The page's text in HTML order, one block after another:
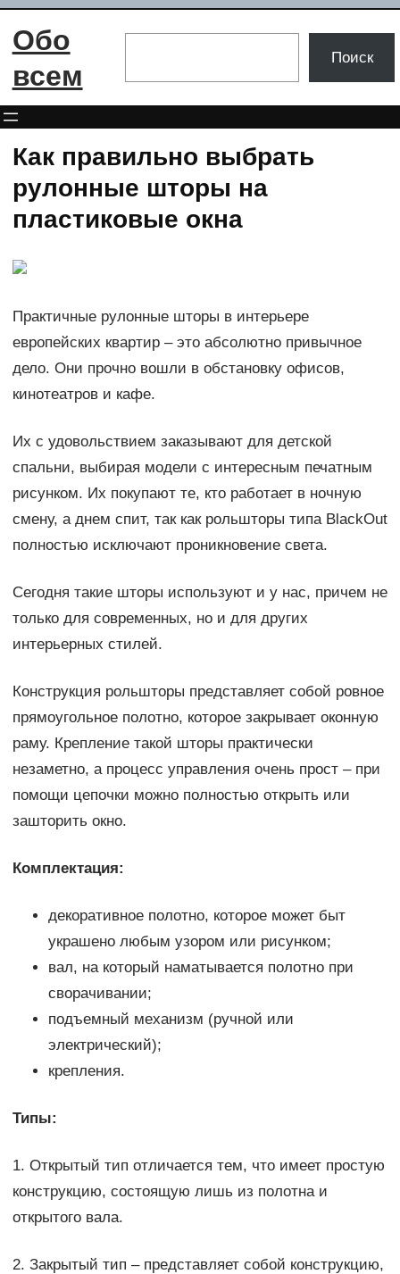
Перейти
Обо
всем
Поиск
Как правильно выбрать
рулонные шторы на
пластиковые окна
Практичные рулонные шторы в интерьере
европейских квартир – это абсолютно привычное
дело. Они прочно вошли в обстановку офисов,
кинотеатров и кафе.
Их с удовольствием заказывают для детской
спальни, выбирая модели с интересным печатным
рисунком. Их покупают те, кто работает в ночную
смену, а днем спит, так как рольшторы типа BlackOut
полностью исключают проникновение света.
Сегодня такие шторы используют и у нас, причем не
только для современных, но и для других
интерьерных стилей.
Конструкция рольшторы представляет собой ровное
прямоугольное полотно, которое закрывает оконную
раму. Крепление такой шторы практически
незаметно, а процесс управления очень прост – при
помощи цепочки можно полностью открыть или
зашторить окно.
Комплектация:
декоративное полотно, которое может быт
украшено любым узором или рисунком;
вал, на который наматывается полотно при
сворачивании;
подъемный механизм (ручной или
электрический);
крепления.
Типы:
1. Открытый тип отличается тем, что имеет простую
конструкцию, состоящую лишь из полотна и
открытого вала.
2. Закрытый тип – представляет собой конструкцию,